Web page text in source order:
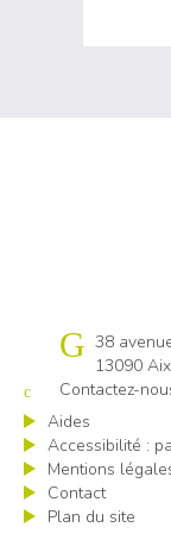
Cap emploi 13
38
13090
Contactez-
Aides
Accessibilité :
Mentions
Contact
Plan du site